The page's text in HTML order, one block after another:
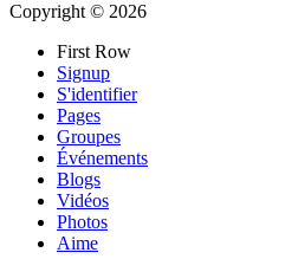
Copyright © 2026
First Row
Signup
S'identifier
Pages
Groupes
Événements
Blogs
Vidéos
Photos
Aime